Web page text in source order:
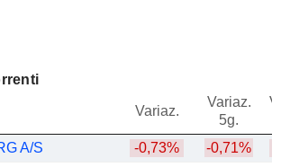
Variaz.
Variaz.
5g.
A/S
-0,73% -0,71%